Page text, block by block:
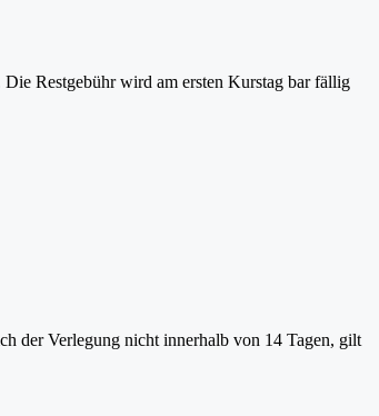
Restgebühr wird am ersten Kurstag bar fällig
der Verlegung nicht innerhalb von 14 Tagen, gilt